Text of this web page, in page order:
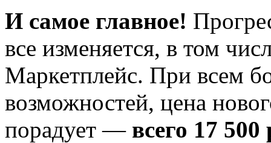
И самое главное!
все изменяется, в том
Маркетплейс. При всем
возможностей, цена
порадует — всего 17 500